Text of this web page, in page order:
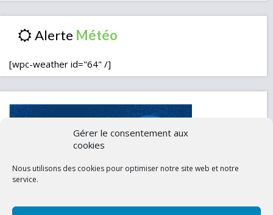
Gérer le consentement aux
cookies
Nous utilisons des cookies pour optimiser notre site web et notre
service.
Alerte
[wpc-weather id="64" /]